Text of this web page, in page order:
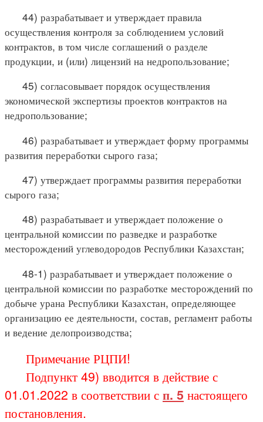
44) разрабатывает и утверждает правила
осуществления контроля за соблюдением условий
контрактов, в том числе соглашений о разделе
продукции, и (или) лицензий на недропользование;
45) согласовывает порядок осуществления
экономической экспертизы проектов контрактов на
недропользование;
46) разрабатывает и утверждает форму программы
развития переработки сырого газа;
47) утверждает программы развития переработки
сырого газа;
48) разрабатывает и утверждает положение о
центральной комиссии по разведке и разработке
месторождений углеводородов Республики Казахстан;
48-1) разрабатывает и утверждает положение о
центральной комиссии по разработке месторождений по
добыче урана Республики Казахстан, определяющее
организацию ее деятельности, состав, регламент работы
и ведение делопроизводства;
Примечание РЦПИ!
Подпункт 49) вводится в действие с
01.01.2022 в соответствии с п. 5 настоящего
постановления.